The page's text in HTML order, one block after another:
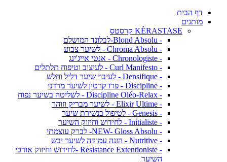
דף הבית
מותגים
KÈRASTASE קרסטס
- Blond Absolu-לבלונד המושלם
- Chroma Absolu - לשיער צבוע
- Chronologiste - אנטי אייג'ינג
- Curl Manifesto - לעיצוב וטיפוח תלתלים
- Densifique - לעיבוי שיער דליל וחלש
- Discipline - פרו קרטין לשיער מרדני
- Discipline Oléo-Relax - לשליטה בשיער נפוח
- Elixir Ultime - לשיער מבריק וזוהר
- Genesis - לטיפול בנשירת שיער
- Initialiste - לחידוש וחיזוק השיער
- NEW- Gloss Absolu- לברק עוצמתי
- Nutritive - הזנה עמוקה לשיער יבש
- Resistance Extentioniste -לחידוש וחיזוק אורכי
השיער